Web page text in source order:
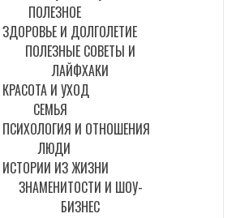
ПОЛЕЗНОЕ
ЗДОРОВЬЕ И ДОЛГОЛЕТИЕ
ПОЛЕЗНЫЕ СОВЕТЫ И
ЛАЙФХАКИ
КРАСОТА И УХОД
СЕМЬЯ
ПСИХОЛОГИЯ И ОТНОШЕНИЯ
ЛЮДИ
ИСТОРИИ ИЗ ЖИЗНИ
ЗНАМЕНИТОСТИ И ШОУ-
БИЗНЕС